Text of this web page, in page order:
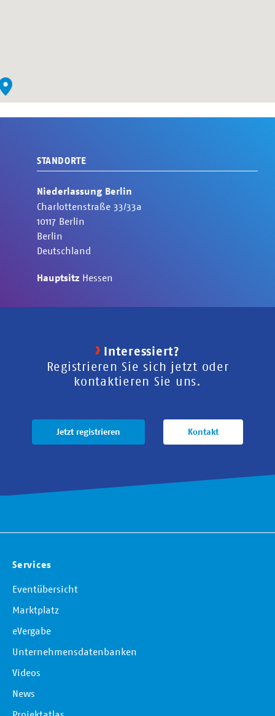
STANDORTE
Niederlassung Berlin
Charlottenstraße 33/33a
10117 Berlin
Berlin
Deutschland
Hauptsitz Hessen
Interessiert?
Registrieren Sie sich jetzt oder
kontaktieren Sie uns.
Jetzt registrieren Kontakt
Services
Eventübersicht
Marktplatz
eVergabe
Unternehmensdatenbanken
Videos
News